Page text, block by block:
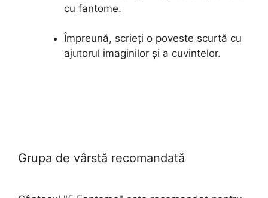
cu fantome.
Împreună, scrieți o poveste scurtă cu
ajutorul imaginilor și a cuvintelor.
Grupa de vârstă recomandată